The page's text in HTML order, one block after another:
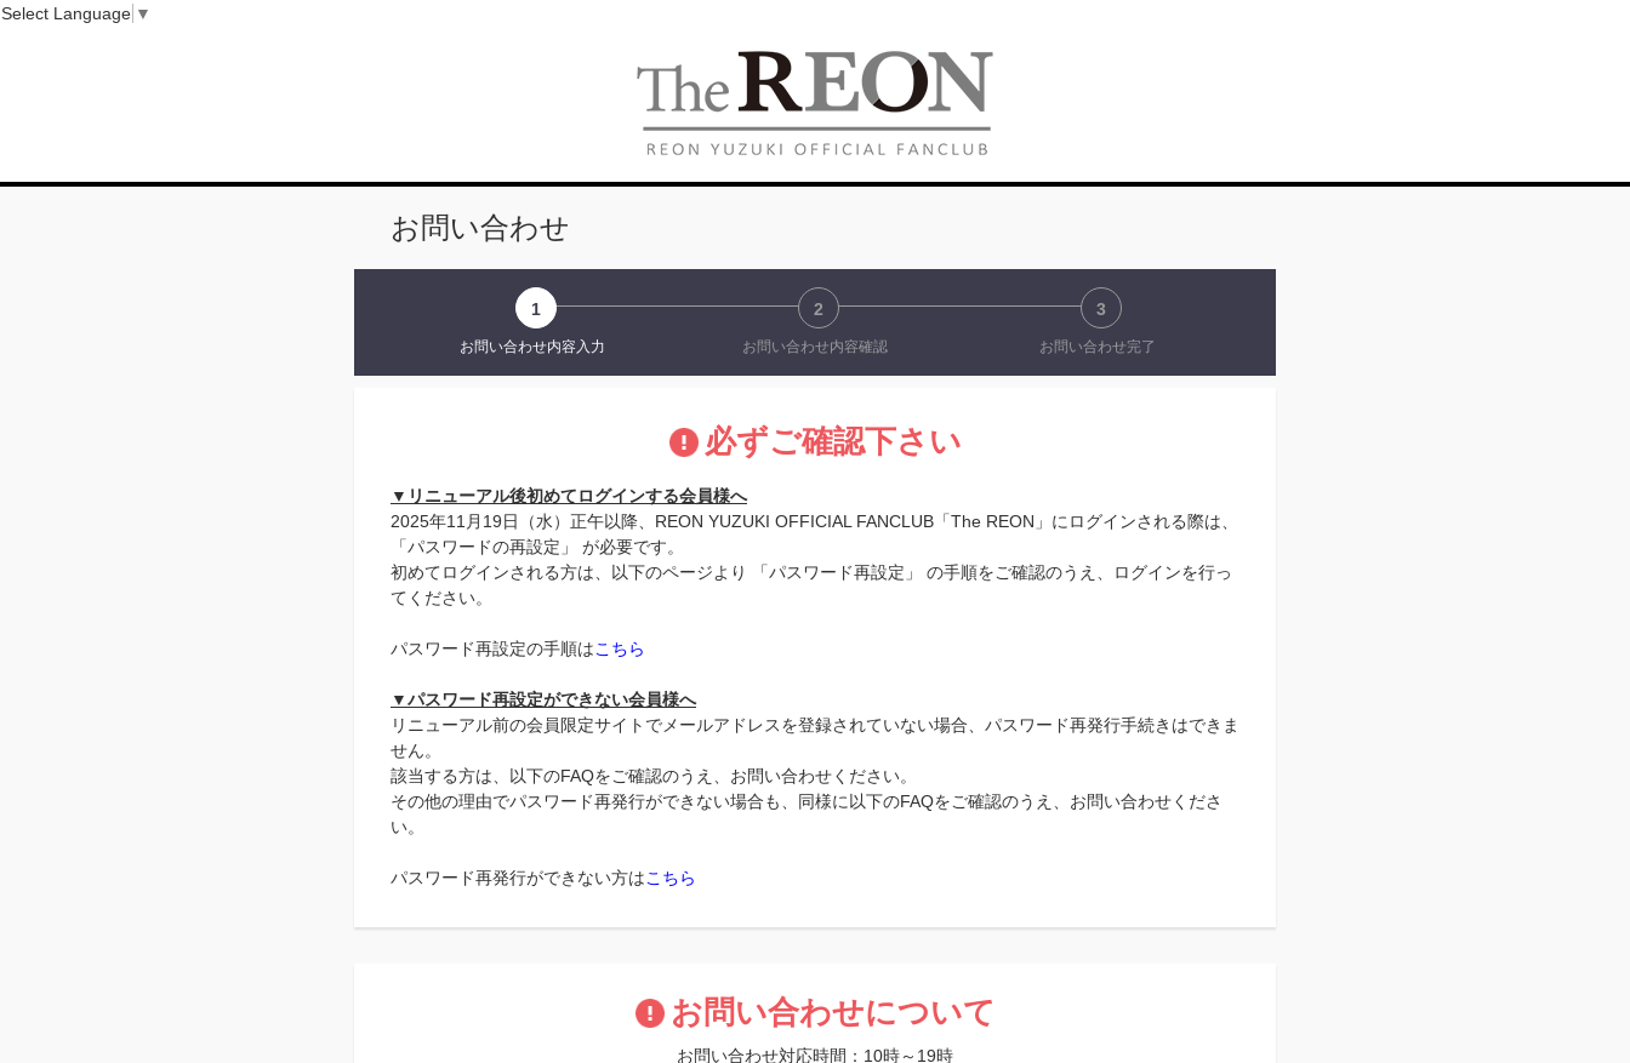
お問い合わせ
1
お問い合わせ内容入力
2
お問い合わせ内容確認
3
お問い合わせ完了
必ずご確認下さい
▼リニューアル後初めてログインする会員様へ
2025年11月19日（水）正午以降、REON YUZUKI OFFICIAL FANCLUB「The REON」にログインされる際は、
「パスワードの再設定」 が必要です。
初めてログインされる方は、以下のページより 「パスワード再設定」 の手順をご確認のうえ、ログインを行っ
てください。
パスワード再設定の手順はこちら
▼パスワード再設定ができない会員様へ
リニューアル前の会員限定サイトでメールアドレスを登録されていない場合、パスワード再発行手続きはできま
せん。
該当する方は、以下のFAQをご確認のうえ、お問い合わせください。
その他の理由でパスワード再発行ができない場合も、同様に以下のFAQをご確認のうえ、お問い合わせくださ
い。
パスワード再発行ができない方はこちら
お問い合わせについて
お問い合わせ対応時間：10時～19時
Select Language ▼